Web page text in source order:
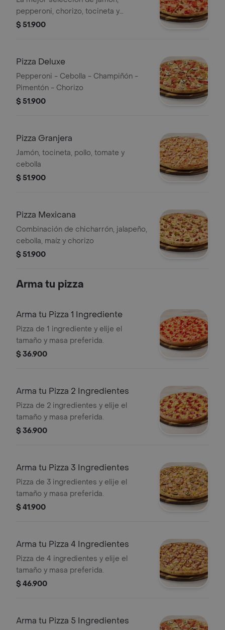
pepperoni, chorizo, tocineta y
chicharrón
$ 51.900
Pizza Deluxe
Pepperoni - Cebolla - Champiñón -
Pimentón - Chorizo
$ 51.900
Pizza Granjera
Jamón, tocineta, pollo, tomate y
cebolla
$ 51.900
Pizza Mexicana
Combinación de chicharrón, jalapeño,
cebolla, maíz y chorizo
$ 51.900
Arma tu pizza
Arma tu Pizza 1 Ingrediente
Pizza de 1 ingrediente y elije el
tamaño y masa preferida.
$ 36.900
Arma tu Pizza 2 Ingredientes
Pizza de 2 ingredientes y elije el
tamaño y masa preferida.
$ 36.900
Arma tu Pizza 3 Ingredientes
Pizza de 3 ingredientes y elije el
tamaño y masa preferida.
$ 41.900
Arma tu Pizza 4 Ingredientes
Pizza de 4 ingredientes y elije el
tamaño y masa preferida.
$ 46.900
Arma tu Pizza 5 Ingredientes